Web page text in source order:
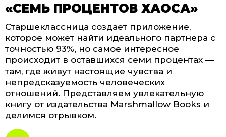
«СЕМЬ ПРОЦЕНТОВ ХАОСА»
Старшеклассница создает приложение,
которое может найти идеального партнера с
точностью 93%, но самое интересное
происходит в оставшихся семи процентах —
там, где живут настоящие чувства и
непредсказуемость человеческих
отношений. Представляем увлекательную
книгу от издательства Marshmallow Books и
делимся отрывком.